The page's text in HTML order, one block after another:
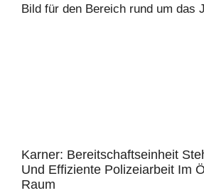
Bild für den Bereich rund um das
Karner: Bereitschaftseinheit
Und Effiziente Polizeiarbeit Im
Raum